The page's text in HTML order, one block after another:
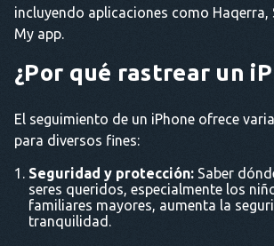
incluyendo aplicaciones como Haqerra,
My app.
¿Por qué rastrear un
El seguimiento de un iPhone ofrece
para diversos fines:
Seguridad y protección: Saber
seres queridos, especialmente los
familiares mayores, aumenta la
tranquilidad.